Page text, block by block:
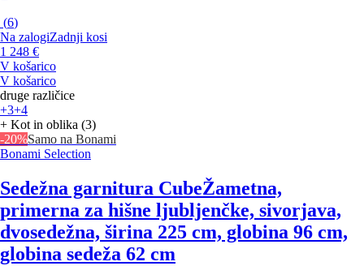
(6)
Na zalogiZadnji kosi
1 248 €
V košarico
V košarico
druge različice
+3+4
+ Kot in oblika (3)
-20%Samo na Bonami
Bonami Selection
Sedežna garnitura CubeŽametna,
primerna za hišne ljubljenčke, sivorjava,
dvosedežna, širina 225 cm, globina 96 cm,
globina sedeža 62 cm